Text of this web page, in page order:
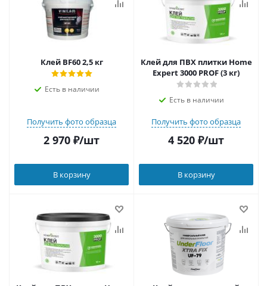
Клей BF60 2,5 кг
Есть в наличии
Получить фото образца
2 970 ₽/шт
В корзину
Клей для ПВХ плитки Home
Expert 3000 PROF (3 кг)
Есть в наличии
Получить фото образца
4 520 ₽/шт
В корзину